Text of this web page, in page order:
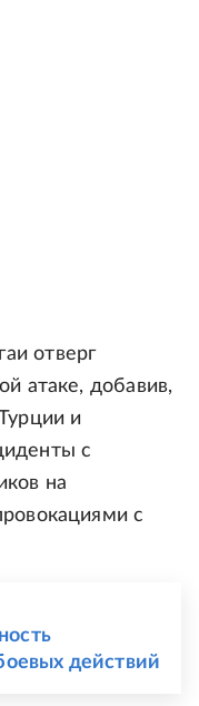
отверг
атаке, добавив,
и
с
на
с
действий